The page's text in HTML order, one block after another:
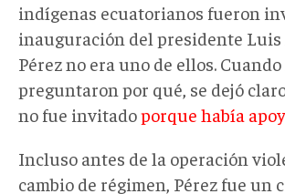
indígenas ecuatorianos fueron
inauguración del presidente Luis
Pérez no era uno de ellos. Cuando
preguntaron por qué, se dejó
no fue invitadoporque había
Incluso antes de la operación
cambio de régimen, Pérez fue un